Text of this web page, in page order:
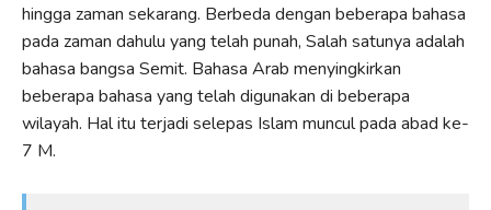
hingga zaman sekarang. Berbeda dengan beberapa bahasa
pada zaman dahulu yang telah punah, Salah satunya adalah
bahasa bangsa Semit. Bahasa Arab menyingkirkan
beberapa bahasa yang telah digunakan di beberapa
wilayah. Hal itu terjadi selepas Islam muncul pada abad ke-
7 M.